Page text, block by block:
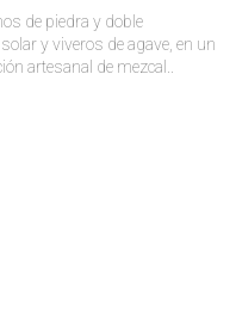
de piedra y doble
y viveros de agave, en un
artesanal de mezcal..